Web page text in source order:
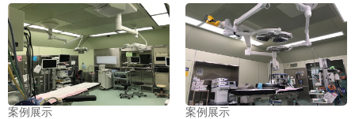
案例展示 案例展示